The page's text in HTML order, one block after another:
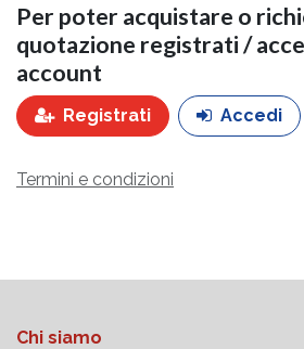
Per poter acquistare o
quotazione registrati /
account
Registrati Accedi
Termini e condizioni
Chi siamo